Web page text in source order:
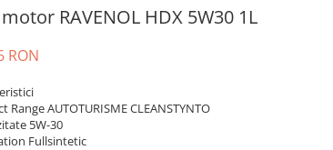
RAVENOL HDX 5W30 1L
RON
Range AUTOTURISME CLEANSTYNTO
5W-30
Fullsintetic